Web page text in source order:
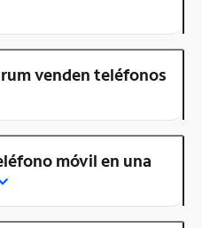
venden teléfonos
móvil en una